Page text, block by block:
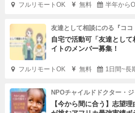
フルリモートOK 無料 半年から
友達として相談にのる『ココ
自宅で活動可「友達とし
イトのメンバー募集！
フルリモートOK 無料 1日間~長
NPOチャイルドドクター・
【今から間に合う】志望